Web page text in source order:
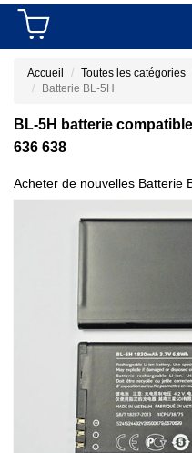
Accueil Toutes les catégories
Batterie BL-5H
BL-5H batterie
636 638
Acheter de nouvelles Batterie